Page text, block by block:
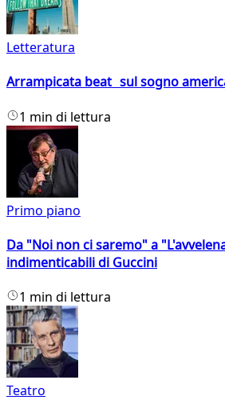
Letteratura
Arrampicata beat sul sogno
1 min di lettura
Primo piano
Da "Noi non ci saremo" a
indimenticabili di Guccini
1 min di lettura
Teatro